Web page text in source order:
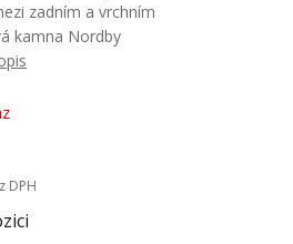
zadním a vrchním
kamna Nordby
DPH